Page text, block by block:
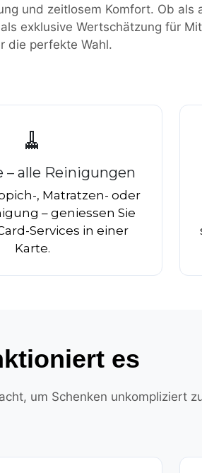
und zeitlosem Komfort. Ob als
exklusive Wertschätzung für
die perfekte Wahl.
🧹
– alle Reinigungen
, Matratzen- oder
– geniessen Sie
Services in einer
Karte.
es
um Schenken unkompliziert